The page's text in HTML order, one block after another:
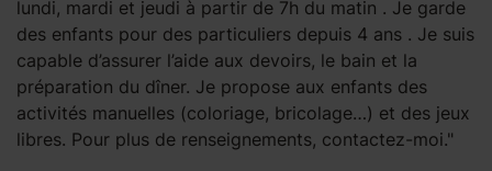
lundi, mardi et jeudi à partir de 7h du matin . Je garde
des enfants pour des particuliers depuis 4 ans . Je suis
capable d’assurer l’aide aux devoirs, le bain et la
préparation du dîner. Je propose aux enfants des
activités manuelles (coloriage, bricolage…) et des jeux
libres. Pour plus de renseignements, contactez-moi."